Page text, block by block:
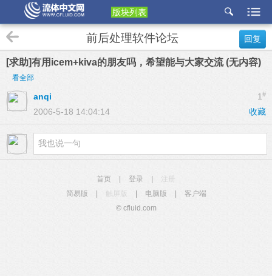
版块列表
etu
p
回复
前后处理软件论坛
[求助]有用icem+kiva的朋友吗，希望能与大家交流 (无内容)
看全部
1 #
anqi
收藏
2006-5-18 14:04:14
首页 登录
简易版
触屏版 电脑版
客户端
© cfluid.com